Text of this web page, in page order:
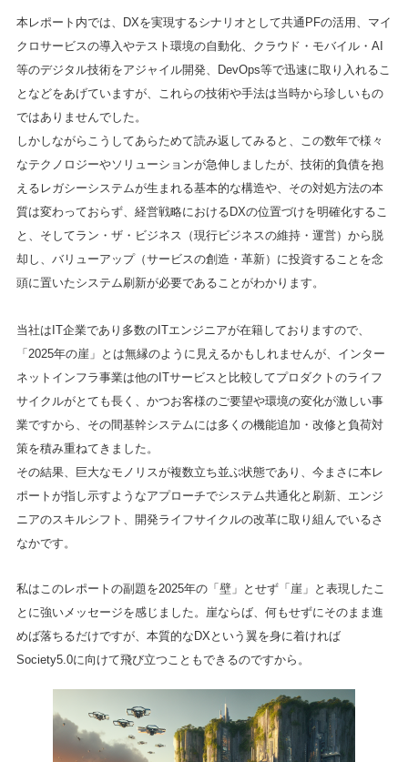
本レポート内では、DXを実現するシナリオとして共通PFの活用、マイ
クロサービスの導入やテスト環境の自動化、クラウド・モバイル・AI
等のデジタル技術をアジャイル開発、DevOps等で迅速に取り入れるこ
となどをあげていますが、これらの技術や手法は当時から珍しいもの
ではありませんでした。
しかしながらこうしてあらためて読み返してみると、この数年で様々
なテクノロジーやソリューションが急伸しましたが、技術的負債を抱
えるレガシーシステムが生まれる基本的な構造や、その対処方法の本
質は変わっておらず、経営戦略におけるDXの位置づけを明確化するこ
と、そしてラン・ザ・ビジネス（現行ビジネスの維持・運営）から脱
却し、バリューアップ（サービスの創造・革新）に投資することを念
頭に置いたシステム刷新が必要であることがわかります。
当社はIT企業であり多数のITエンジニアが在籍しておりますので、
「2025年の崖」とは無縁のように見えるかもしれませんが、インター
ネットインフラ事業は他のITサービスと比較してプロダクトのライフ
サイクルがとても長く、かつお客様のご要望や環境の変化が激しい事
業ですから、その間基幹システムには多くの機能追加・改修と負荷対
策を積み重ねてきました。
その結果、巨大なモノリスが複数立ち並ぶ状態であり、今まさに本レ
ポートが指し示すようなアプローチでシステム共通化と刷新、エンジ
ニアのスキルシフト、開発ライフサイクルの改革に取り組んでいるさ
なかです。
私はこのレポートの副題を2025年の「壁」とせず「崖」と表現したこ
とに強いメッセージを感じました。崖ならば、何もせずにそのまま進
めば落ちるだけですが、本質的なDXという翼を身に着ければ
Society5.0に向けて飛び立つこともできるのですから。